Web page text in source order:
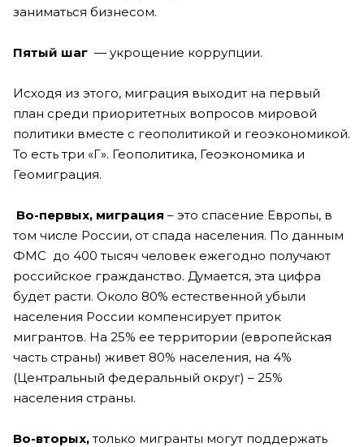
заниматься бизнесом.
Пятый шаг — укрощение коррупции.
Исходя из этого, миграция выходит на первый
план среди приоритетных вопросов мировой
политики вместе с геополитикой и геоэкономикой.
То есть три «Г». Геополитика, Геоэкономика и
Геомиграция.
Во-первых, миграция – это спасение Европы, в
том числе России, от спада населения. По данным
ФМС до 400 тысяч человек ежегодно получают
российское гражданство. Думается, эта цифра
будет расти. Около 80% естественной убыли
населения России компенсирует приток
мигрантов. На 25% ее территории (европейская
часть страны) живет 80% населения, на 4%
(Центральный федеральный округ) – 25%
населения страны.
Во-вторых,только мигранты могут поддержать